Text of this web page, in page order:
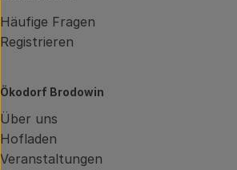
Häufige Fragen
Registrieren
Ökodorf Brodowin
Über uns
Hofladen
Veranstaltungen